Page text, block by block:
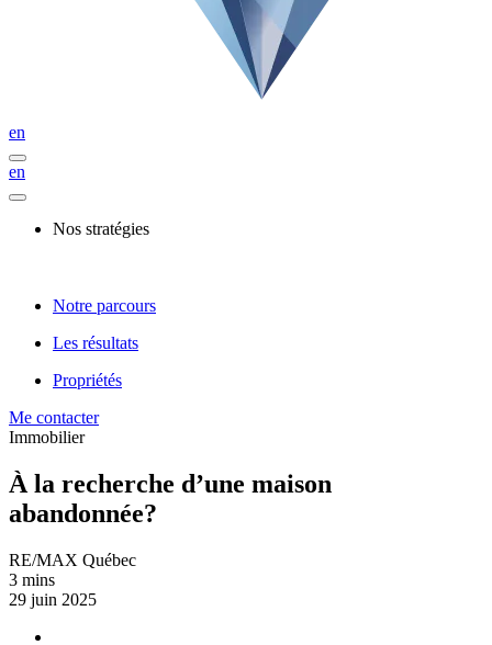
en
en
Nos stratégies
Notre parcours
Les résultats
Propriétés
Me contacter
Immobilier
À la recherche d’une maison
abandonnée?
RE/MAX Québec
3 mins
29 juin 2025